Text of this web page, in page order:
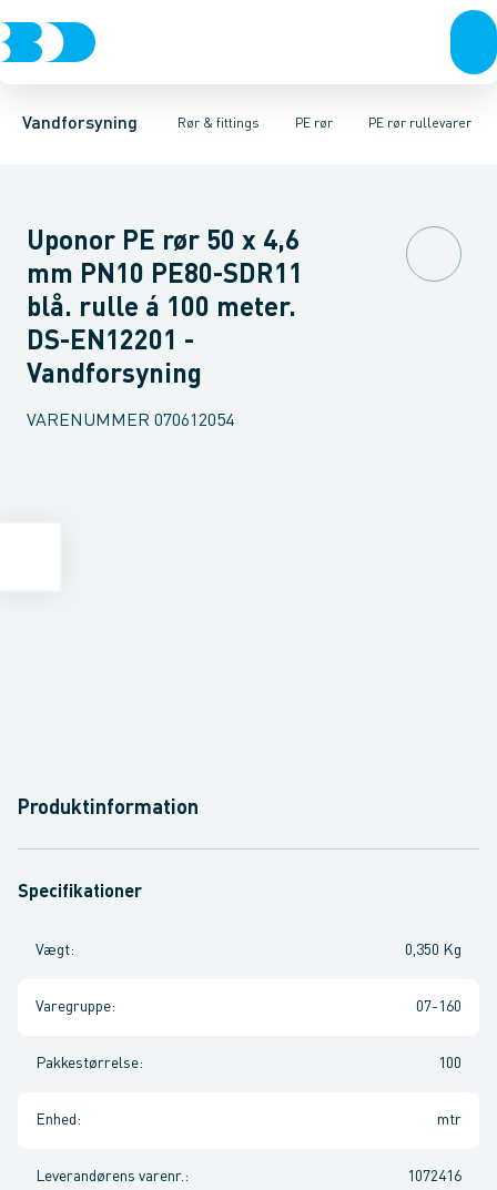
Vandforsyning Rør & fittings
Rør & fittingsKoblinger & anboringerMuffer, klemmer &
PE rør
PE rørPE EL fittingsPE fittings Duktiljern fittingsPE rør rullevarer
PE rør rullevarer PE rør længde m/kappe PE rør længde u/
Uponor PE rør 50 x 4,6
mm PN10 PE80-SDR11
blå. rulle á 100 meter.
DS-EN12201 -
Vandforsyning
VARENUMMER 070612054
Produktinformation
Specifikationer
Vægt: 0,350 Kg
Varegruppe: 07-160
Pakkestørrelse: 100
Enhed : mtr
Leverandørens varenr. : 1072416